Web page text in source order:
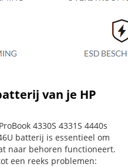
van je HP
4330S 4331S 4440s
batterij is essentieel om
naar behoren functioneert.
een reeks problemen: